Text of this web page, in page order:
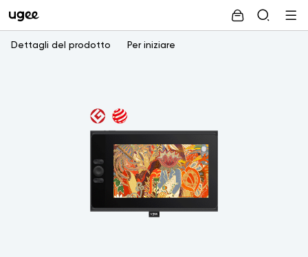
Dettagli del prodotto Per iniziare